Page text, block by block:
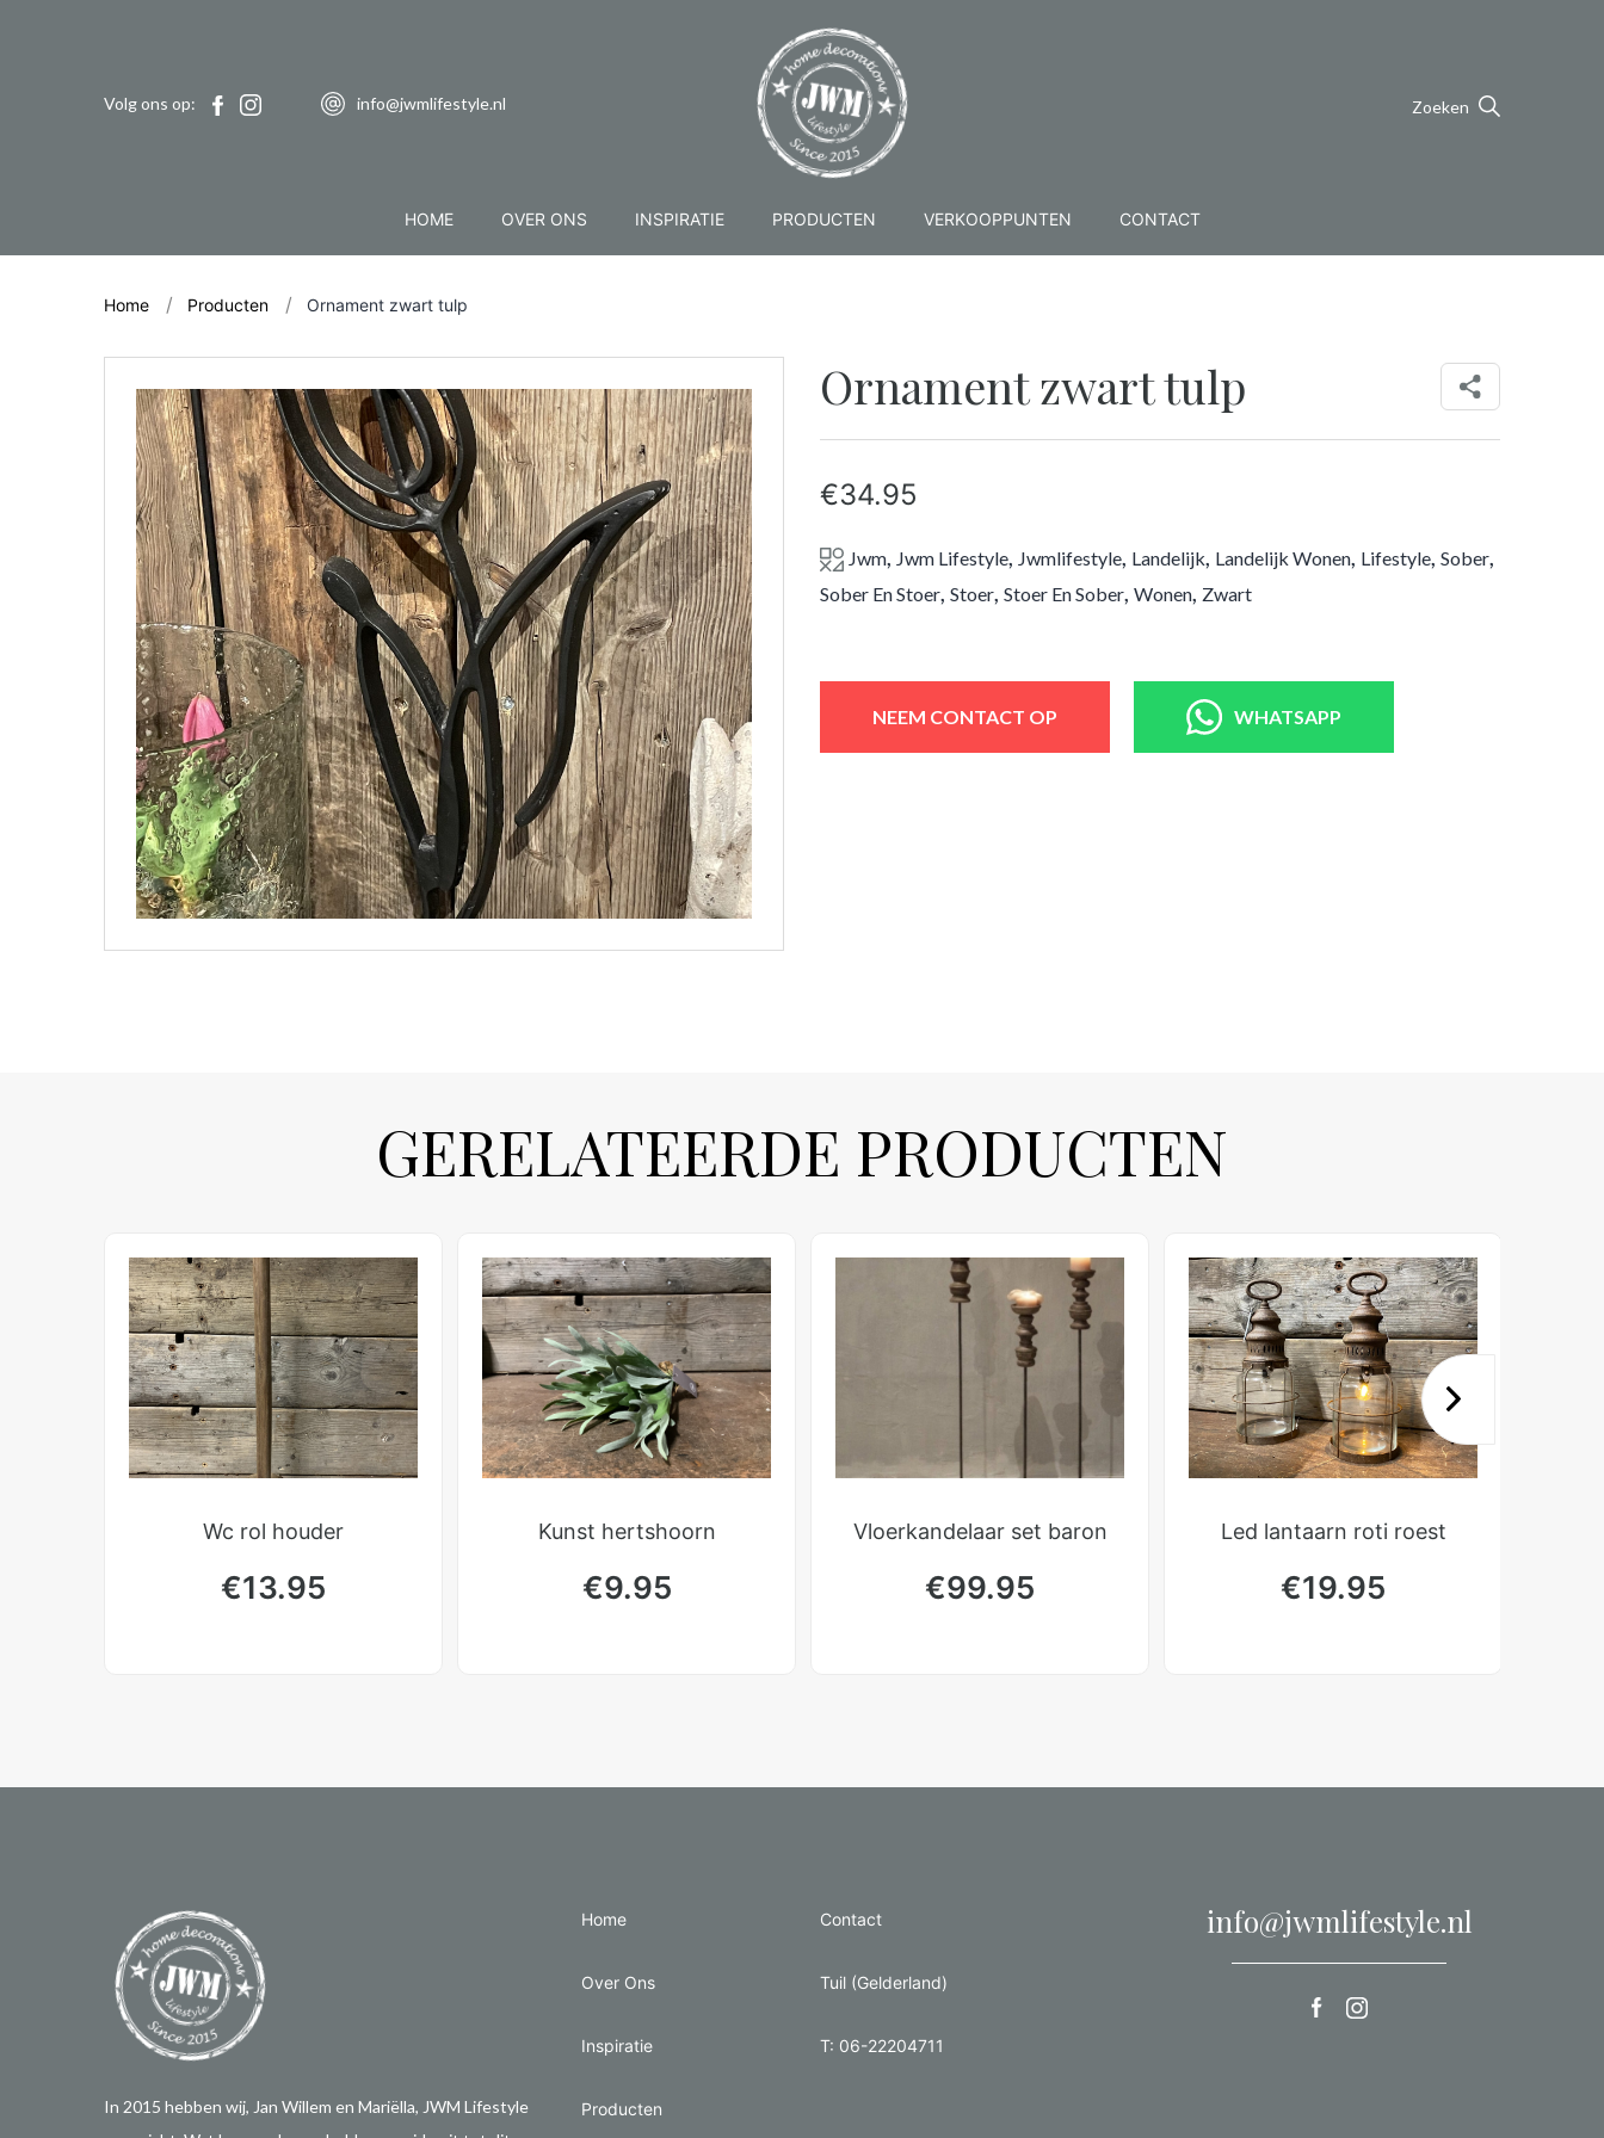
Volg ons op: info@jwmlifestyle.nl Zoeken
HOME OVER ONS INSPIRATIE PRODUCTEN VERKOOPPUNTEN CONTACT
Home Producten Ornament zwart tulp
Ornament zwart tulp
€34.95
Jwm, Jwm Lifestyle, Jwmlifestyle, Landelijk, Landelijk Wonen, Lifestyle, Sober,
Sober En Stoer, Stoer, Stoer En Sober, Wonen, Zwart
NEEM CONTACT OP WHATSAPP
GERELATEERDE PRODUCTEN
Wc rol houder
€13.95
Kunst hertshoorn
€9.95
Vloerkandelaar set baron
€99.95
Led lantaarn roti roest
€19.95
In 2015 hebben wij, Jan Willem en Mariëlla, JWM Lifestyle
Home
Over Ons
Inspiratie
Producten
Contact
Tuil (Gelderland)
T: 06-22204711
info@jwmlifestyle.nl